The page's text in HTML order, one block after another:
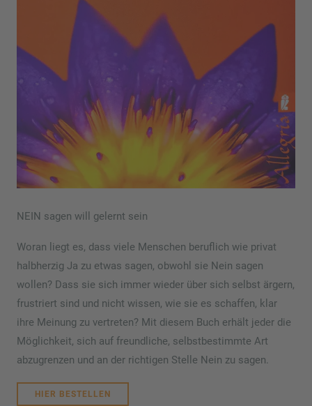
NEIN sagen will gelernt sein
Woran liegt es, dass viele Menschen beruflich wie privat
halbherzig Ja zu etwas sagen, obwohl sie Nein sagen
wollen? Dass sie sich immer wieder über sich selbst ärgern,
frustriert sind und nicht wissen, wie sie es schaffen, klar
ihre Meinung zu vertreten? Mit diesem Buch erhält jeder die
Möglichkeit, sich auf freundliche, selbstbestimmte Art
abzugrenzen und an der richtigen Stelle Nein zu sagen.
HIER BESTELLEN